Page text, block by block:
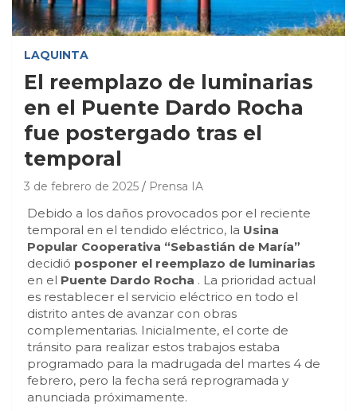
LAQUINTA
El reemplazo de luminarias
en el Puente Dardo Rocha
fue postergado tras el
temporal
3 de febrero de 2025 Prensa IA
Debido a los daños provocados por el reciente
temporal en el tendido eléctrico, la Usina
Popular Cooperativa “Sebastián de María”
decidió posponer el reemplazo de luminarias
en el Puente Dardo Rocha . La prioridad actual
es restablecer el servicio eléctrico en todo el
distrito antes de avanzar con obras
complementarias. Inicialmente, el corte de
tránsito para realizar estos trabajos estaba
programado para la madrugada del martes 4 de
febrero, pero la fecha será reprogramada y
anunciada próximamente.